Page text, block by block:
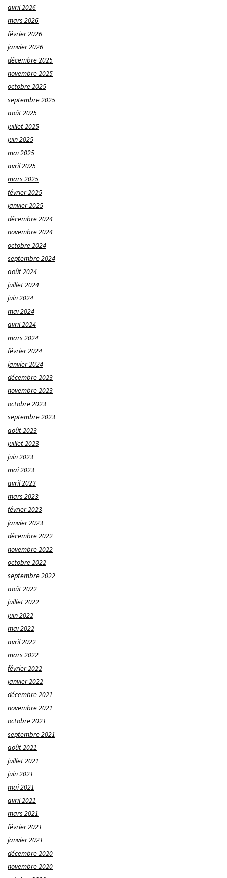
avril 2026
mars 2026
février 2026
janvier 2026
décembre 2025
novembre 2025
octobre 2025
septembre 2025
août 2025
juillet 2025
juin 2025
mai 2025
avril 2025
mars 2025
février 2025
janvier 2025
décembre 2024
novembre 2024
octobre 2024
septembre 2024
août 2024
juillet 2024
juin 2024
mai 2024
avril 2024
mars 2024
février 2024
janvier 2024
décembre 2023
novembre 2023
octobre 2023
septembre 2023
août 2023
juillet 2023
juin 2023
mai 2023
avril 2023
mars 2023
février 2023
janvier 2023
décembre 2022
novembre 2022
octobre 2022
septembre 2022
août 2022
juillet 2022
juin 2022
mai 2022
avril 2022
mars 2022
février 2022
janvier 2022
décembre 2021
novembre 2021
octobre 2021
septembre 2021
août 2021
juillet 2021
juin 2021
mai 2021
avril 2021
mars 2021
février 2021
janvier 2021
décembre 2020
novembre 2020